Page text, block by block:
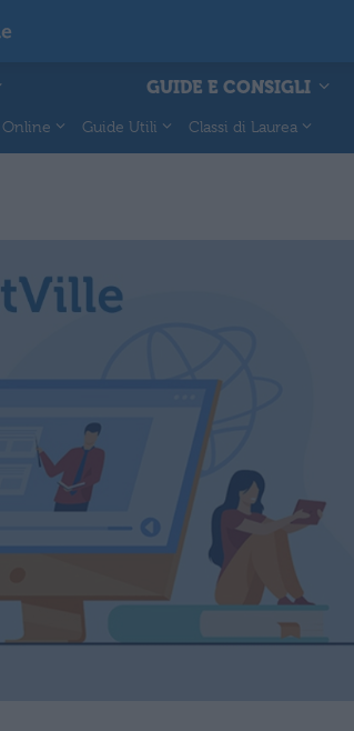
GUIDE E CONSIGLI
Online Guide Utili Classi di Laurea